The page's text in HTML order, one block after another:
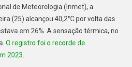
de Meteorologia (Inmet), a
(25) alcançou 40,2°C por volta das
em 26%. A sensação térmica, no
O registro foi o recorde de
2023.